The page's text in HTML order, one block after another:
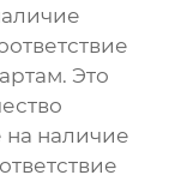
Это
наличие